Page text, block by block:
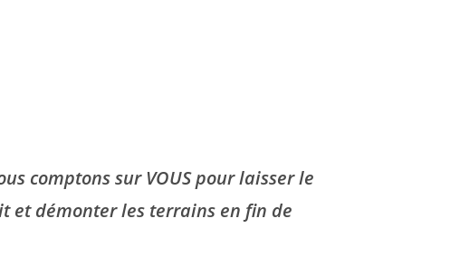
comptons sur VOUS pour laisser le
et démonter les terrains en fin de